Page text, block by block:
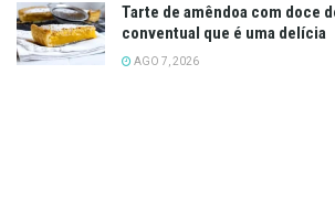
Tarte de amêndoa com doce
conventual que é uma delícia
AGO 7, 2026